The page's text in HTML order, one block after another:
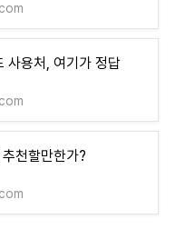
사용처, 여기가 정답
천할만한가?